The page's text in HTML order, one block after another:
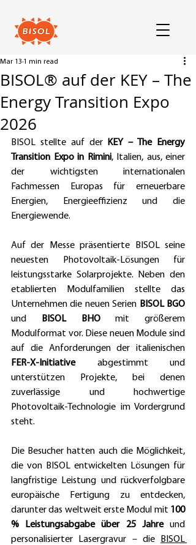
BISOL® auf der KEY – The
Energy Transition Expo
2026
Mar 13 1 min read
BISOL stellte auf der
KEY – The Energy
Transition Expo in Rimini, Italien, aus, einer
der wichtigsten internationalen
Fachmessen Europas für erneuerbare
Energien, Energieeffizienz und die
Energiewende.
Auf der Messe präsentierte BISOL seine
neuesten Photovoltaik-Lösungen für
leistungsstarke Solarprojekte. Neben den
etablierten Modulfamilien stellte das
Unternehmen die neuen Serien BISOL BGO
und
BISOL BHO mit größerem
Modulformat vor. Diese neuen Module sind
auf die Anforderungen der italienischen
FER-X-Initiative abgestimmt und
unterstützen Projekte, bei denen
zuverlässige und hochwertige
Photovoltaik-Technologie im Vordergrund
steht.
Die Besucher hatten auch die Möglichkeit,
die von BISOL entwickelten Lösungen für
langfristige Leistung und rückverfolgbare
europäische Fertigung zu entdecken,
darunter das weltweit erste Modul mit 100
% Leistungsabgabe über 25 Jahre und
personalisierter Lasergravur – die
BISOL